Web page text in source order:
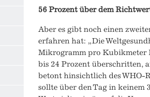
56 Prozent über dem
Aber es gibt noch einen
erfahren hat: „Die
Mikrogramm pro Kubikmeter
bis 24 Prozent überschritten,
betont hinsichtlich des WHO-
sollte über den Tag in